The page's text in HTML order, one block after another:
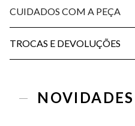
CUIDADOS COM A PEÇA
TROCAS E DEVOLUÇÕES
G